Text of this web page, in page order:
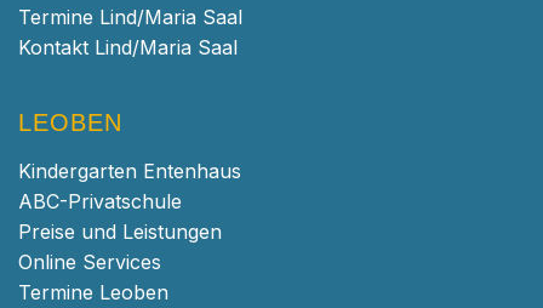
Termine Lind/Maria Saal
Kontakt Lind/Maria Saal
LEOBEN
Kindergarten Entenhaus
ABC-Privatschule
Preise und Leistungen
Online Services
Termine Leoben